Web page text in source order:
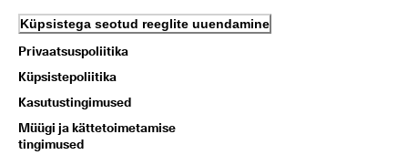
Küpsistega seotud reeglite uuendamine
Privaatsuspoliitika
Küpsistepoliitika
Kasutustingimused
Müügi ja kättetoimetamise
tingimused